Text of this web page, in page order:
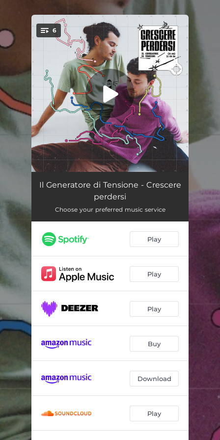
You're all set!
6
A farci male 03:18
Tachicardia e sigarette
La tua notte 04:37
Buon compleanno
Per scrivere canzoni 03:53
Il Generatore di Tensione - Crescere
perdersi
Choose your preferred music service
Play
Play
Play
Buy
Download
Play